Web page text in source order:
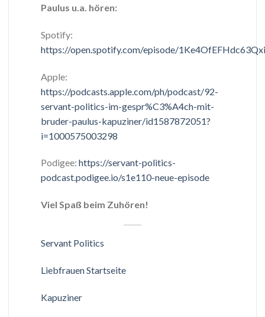
Paulus u.a. hören:
Spotify:
https://open.spotify.com/episode/
Apple:
https://podcasts.apple.com/ph/podcast/92-
servant-politics-im-gespr%C3%A4ch-mit-
bruder-paulus-kapuziner/id1587872051?
i=1000575003298
Podigee: https://servant-politics-
podcast.podigee.io/s1e110-neue-episode
Viel Spaß beim Zuhören!
Servant Politics
Liebfrauen Startseite
Kapuziner